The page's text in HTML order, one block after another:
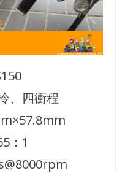
、四衝程
：1